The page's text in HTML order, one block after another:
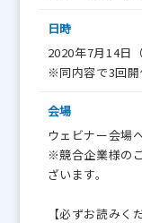
日時
2020年7月14日
※同内容で3回開
会場
ウェビナー会場
※競合企業様の
ざいます。
【必ずお読みく